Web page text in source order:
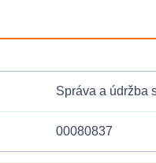
Správa a údržba
00080837